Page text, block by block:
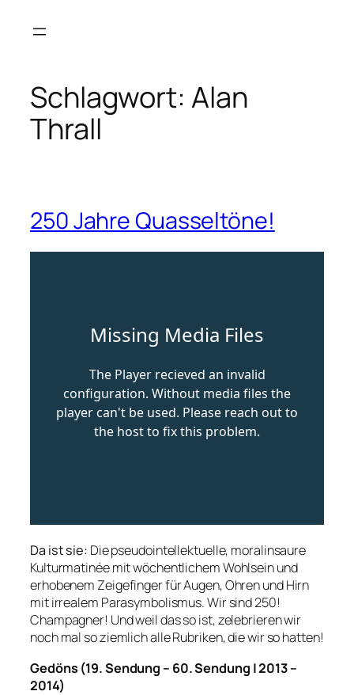
Inhalt
Schlagwort: Alan
Thrall
250 Jahre Quasseltöne!
Da ist sie: Die pseudointellektuelle, moralinsaure
Kulturmatinée mit wöchentlichem Wohlsein und
erhobenem Zeigefinger für Augen, Ohren und Hirn
mit irrealem Parasymbolismus. Wir sind 250!
Champagner! Und weil das so ist, zelebrieren wir
noch mal so ziemlich alle Rubriken, die wir so hatten!
Gedöns (19. Sendung – 60. Sendung | 2013 –
2014)